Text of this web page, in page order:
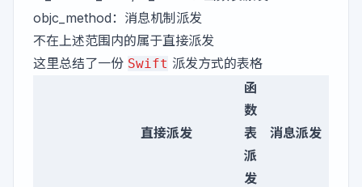
objc_method：消息机制派发
不在上述范围内的属于直接派发
这里总结了一份 Swift 派发方式的表格
直接派发
函
数
表
派
发
消息派发